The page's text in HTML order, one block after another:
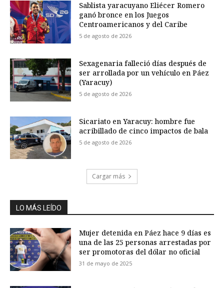
Sablista yaracuyano Eliécer Romero
ganó bronce en los Juegos
Centroamericanos y del Caribe
5 de agosto de 2026
Sexagenaria falleció días después de
ser arrollada por un vehículo en Páez
(Yaracuy)
5 de agosto de 2026
Sicariato en Yaracuy: hombre fue
acribillado de cinco impactos de bala
5 de agosto de 2026
Cargar más
LO MÁS LEÍDO
Mujer detenida en Páez hace 9 días es
una de las 25 personas arrestadas por
ser promotoras del dólar no oficial
31 de mayo de 2025